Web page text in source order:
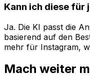
Kann ich diese für
Ja. Die KI passt die
basierend auf den
mehr für Instagram,
Mach weiter